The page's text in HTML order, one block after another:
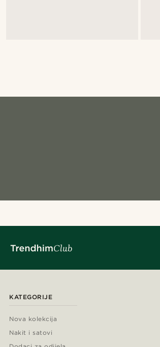
KATEGORIJE
Nova kolekcija
Nakit i satovi